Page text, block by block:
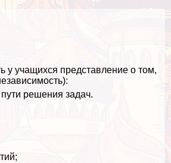
у учащихся представление о том,
решения задач.